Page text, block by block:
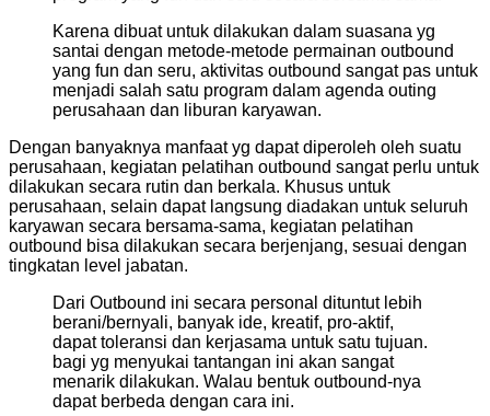
Karena dibuat untuk dilakukan dalam suasana yg
santai dengan metode-metode permainan outbound
yang fun dan seru, aktivitas outbound sangat pas untuk
menjadi salah satu program dalam agenda outing
perusahaan dan liburan karyawan.
Dengan banyaknya manfaat yg dapat diperoleh oleh suatu
perusahaan, kegiatan pelatihan outbound sangat perlu untuk
dilakukan secara rutin dan berkala. Khusus untuk
perusahaan, selain dapat langsung diadakan untuk seluruh
karyawan secara bersama-sama, kegiatan pelatihan
outbound bisa dilakukan secara berjenjang, sesuai dengan
tingkatan level jabatan.
Dari Outbound ini secara personal dituntut lebih
berani/bernyali, banyak ide, kreatif, pro-aktif,
dapat toleransi dan kerjasama untuk satu tujuan.
bagi yg menyukai tantangan ini akan sangat
menarik dilakukan. Walau bentuk outbound-nya
dapat berbeda dengan cara ini.